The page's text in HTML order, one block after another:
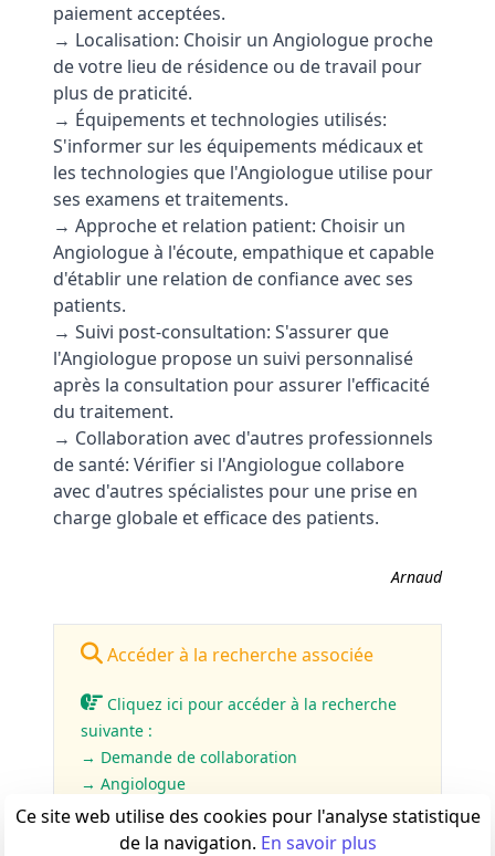
paiement acceptées.
→ Localisation: Choisir un Angiologue proche
de votre lieu de résidence ou de travail pour
plus de praticité.
→ Équipements et technologies utilisés:
S'informer sur les équipements médicaux et
les technologies que l'Angiologue utilise pour
ses examens et traitements.
→ Approche et relation patient: Choisir un
Angiologue à l'écoute, empathique et capable
d'établir une relation de confiance avec ses
patients.
→ Suivi post-consultation: S'assurer que
l'Angiologue propose un suivi personnalisé
après la consultation pour assurer l'efficacité
du traitement.
→ Collaboration avec d'autres professionnels
de santé: Vérifier si l'Angiologue collabore
avec d'autres spécialistes pour une prise en
charge globale et efficace des patients.
Arnaud
Accéder à la recherche associée
Cliquez ici pour accéder à la recherche
suivante :
→ Demande de collaboration
→ Angiologue
Ce site web utilise des cookies pour l'analyse statistique
de la navigation. En savoir plus